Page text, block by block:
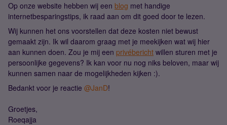
Op onze website hebben wij een blog met handige
internetbesparingstips, ik raad aan om dit goed door te lezen.
Wij kunnen het ons voorstellen dat deze kosten niet bewust
gemaakt zijn. Ik wil daarom graag met je meekijken wat wij hier
aan kunnen doen. Zou je mij een privébericht willen sturen met je
persoonlijke gegevens? Ik kan voor nu nog niks beloven, maar wij
kunnen samen naar de mogelijkheden kijken :).
Bedankt voor je reactie @JanD!
Groetjes,
Roeqajja